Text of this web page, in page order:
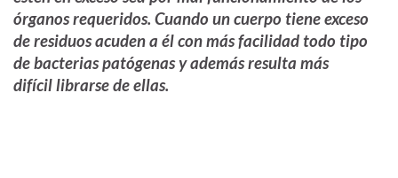
órganos requeridos. Cuando un cuerpo tiene exceso
de residuos acuden a él con más facilidad todo tipo
de bacterias patógenas y además resulta más
difícillibrarse de ellas.